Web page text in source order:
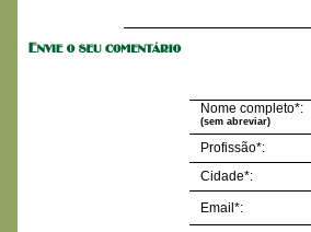
Nome completo*:
(sem abreviar)
Profissão*:
Cidade*:
Email*: